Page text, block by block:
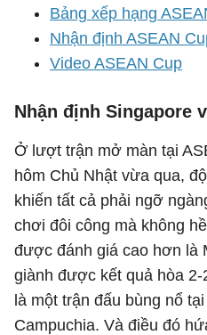
Bảng xếp hạng
Nhận định ASEAN
Video ASEAN Cup
Nhận định Singapore
Ở lượt trận mở màn tại
hôm Chủ Nhật vừa qua,
khiến tất cả phải ngỡ
chơi đôi công mà không
được đánh giá cao hơn là
giành được kết quả hòa
là một trận đấu bùng nổ
Campuchia. Và điều đó